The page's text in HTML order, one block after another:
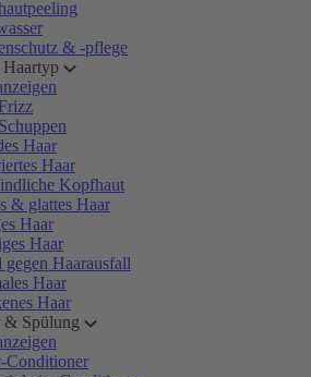
& -pflege
Haartyp
Haar
Haar
Kopfhaut
& glattes Haar
Haar
Haar
gegen Haarausfall
Haar
Haar
& Spülung
Conditioner